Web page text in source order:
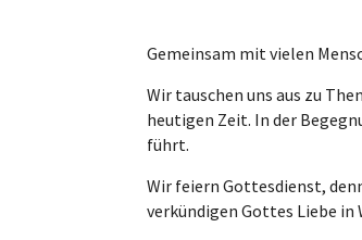
Gemeinsam mit vielen
Wir tauschen uns aus zu
heutigen Zeit. In der
führt.
Wir feiern Gottesdienst,
verkündigen Gottes Liebe in